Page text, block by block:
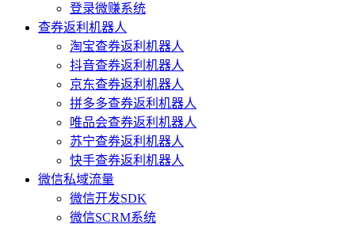
登录微赚系统
查券返利机器人
淘宝查券返利机器人
抖音查券返利机器人
京东查券返利机器人
拼多多查券返利机器人
唯品会查券返利机器人
苏宁查券返利机器人
快手查券返利机器人
微信私域流量
微信开发SDK
微信SCRM系统